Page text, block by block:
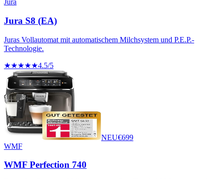
Jura
Jura S8 (EA)
Juras Vollautomat mit automatischem Milchsystem und P.E.P.-
Technologie.
★★★★★4.5/5
NEU€699
WMF
WMF Perfection 740